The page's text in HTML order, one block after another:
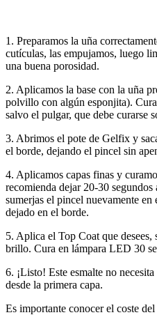
1. Preparamos la uña
cutículas, las empujamos, luego
una buena porosidad.
2. Aplicamos la base con la uña
polvillo con algún esponjita).
salvo el pulgar, que debe curarse
3. Abrimos el pote de Gelfix y
el borde, dejando el pincel sin
4. Aplicamos capas finas y
recomienda dejar 20-30
sumerjas el pincel nuevamente en
dejado en el borde.
5. Aplica el Top Coat que desees,
brillo. Cura en lámpara LED 30
6. ¡Listo! Este esmalte no
desde la primera capa.
Es importante conocer el coste